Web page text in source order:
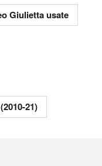
Giulietta usate
21)